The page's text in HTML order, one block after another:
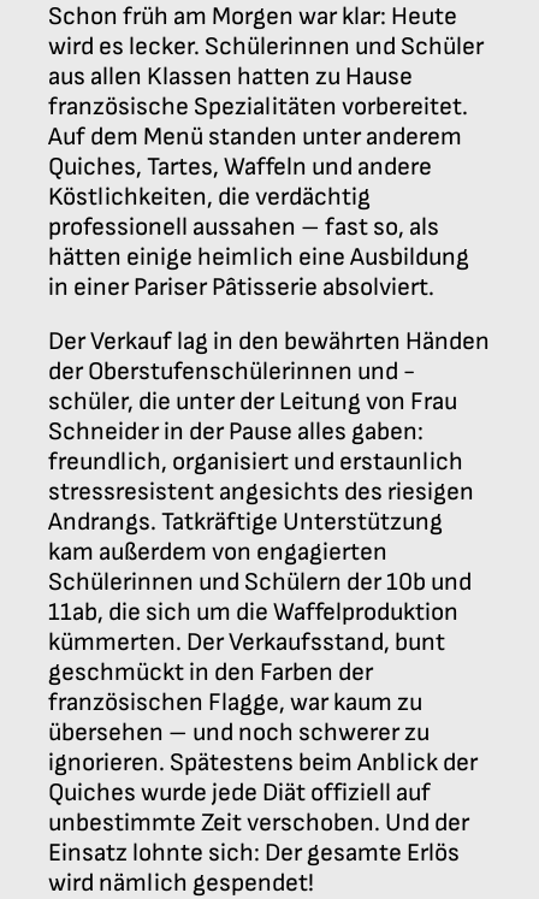
Schon früh am Morgen war klar: Heute
wird es lecker. Schülerinnen und Schüler
aus allen Klassen hatten zu Hause
französische Spezialitäten vorbereitet.
Auf dem Menü standen unter anderem
Quiches, Tartes, Waffeln und andere
Köstlichkeiten, die verdächtig
professionell aussahen – fast so, als
hätten einige heimlich eine Ausbildung
in einer Pariser Pâtisserie absolviert.
Der Verkauf lag in den bewährten Händen
der Oberstufenschülerinnen und -
schüler, die unter der Leitung von Frau
Schneider in der Pause alles gaben:
freundlich, organisiert und erstaunlich
stressresistent angesichts des riesigen
Andrangs. Tatkräftige Unterstützung
kam außerdem von engagierten
Schülerinnen und Schülern der 10b und
11ab, die sich um die Waffelproduktion
kümmerten. Der Verkaufsstand, bunt
geschmückt in den Farben der
französischen Flagge, war kaum zu
übersehen – und noch schwerer zu
ignorieren. Spätestens beim Anblick der
Quiches wurde jede Diät offiziell auf
unbestimmte Zeit verschoben. Und der
Einsatz lohnte sich: Der gesamte Erlös
wird nämlich gespendet!